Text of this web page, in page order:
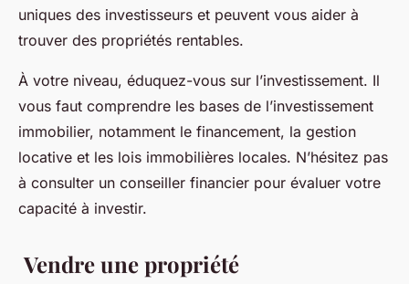
uniques des investisseurs et peuvent vous aider à
trouver des propriétés rentables.
À votre niveau, éduquez-vous sur l’investissement. Il
vous faut comprendre les bases de l’investissement
immobilier, notamment le financement, la gestion
locative et les lois immobilières locales. N’hésitez pas
à consulter un conseiller financier pour évaluer votre
capacité à investir.
Vendre une propriété